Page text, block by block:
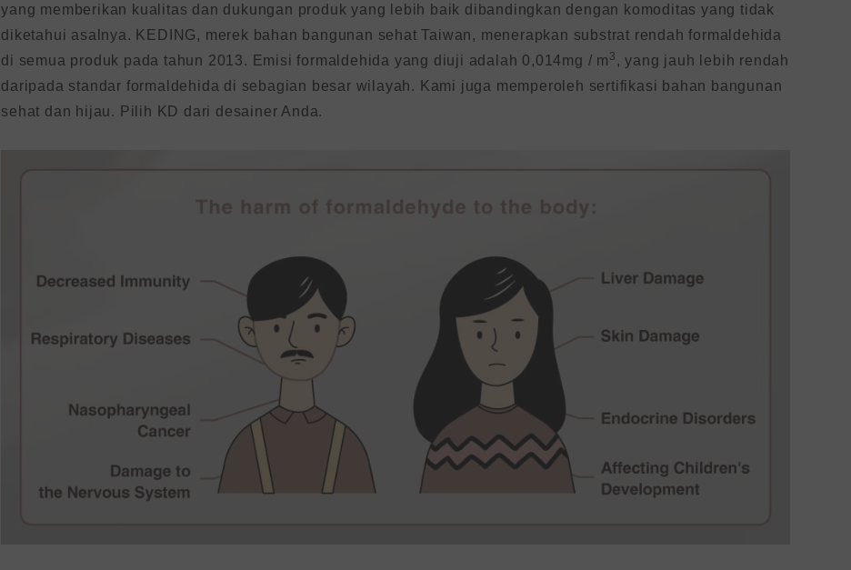
yang memberikan kualitas dan dukungan produk yang lebih baik dibandingkan dengan komoditas yang tidak
diketahui asalnya. KEDING, merek bahan bangunan sehat Taiwan, menerapkan substrat rendah formaldehida
di semua produk pada tahun 2013. Emisi formaldehida yang diuji adalah 0,014mg / m 3 , yang jauh lebih rendah
daripada standar formaldehida di sebagian besar wilayah. Kami juga memperoleh sertifikasi bahan bangunan
sehat dan hijau. Pilih KD dari desainer Anda.